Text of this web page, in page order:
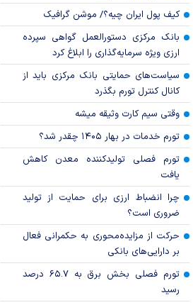
کیف پول ایران چیه؟/ موشن گرافیک
بانک مرکزی دستورالعمل گواهی سپرده
ارزی ویژه سرمایه‌گذاری را ابلاغ کرد
سیاست‌های حمایتی بانک مرکزی باید از
کانال کنترل تورم بگذرد
وقتی سیم کارت وثیقه میشه
تورم خدمات در بهار ۱۴۰۵ چقدر شد؟
تورم فصلی تولیدکننده معدن کاهش
یافت
چرا انضباط ارزی برای حمایت از تولید
ضروری است؟
حرکت از مزایده‌محوری به حکمرانی فعال
بر دارایی‌های بانکی
تورم فصلی بخش برق به ۶۵.۷ درصد
رسید